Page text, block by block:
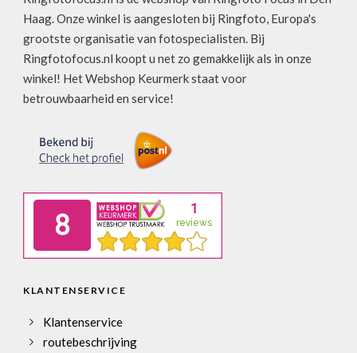
Haag. Onze winkel is aangesloten bij Ringfoto, Europa's
grootste organisatie van fotospecialisten. Bij
Ringfotofocus.nl koopt u net zo gemakkelijk als in onze
winkel! Het Webshop Keurmerk staat voor
betrouwbaarheid en service!
KLANTENSERVICE
Klantenservice
routebeschrijving